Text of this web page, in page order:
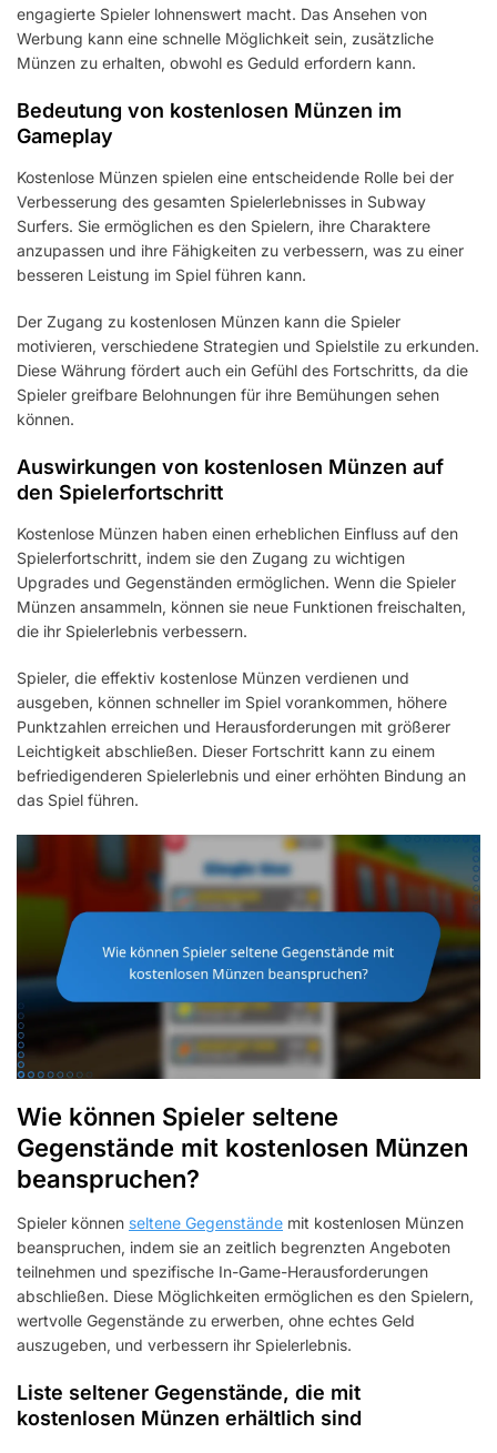
engagierte Spieler lohnenswert macht. Das Ansehen von
Werbung kann eine schnelle Möglichkeit sein, zusätzliche
Münzen zu erhalten, obwohl es Geduld erfordern kann.
Bedeutung von kostenlosen Münzen im
Gameplay
Kostenlose Münzen spielen eine entscheidende Rolle bei der
Verbesserung des gesamten Spielerlebnisses in Subway
Surfers. Sie ermöglichen es den Spielern, ihre Charaktere
anzupassen und ihre Fähigkeiten zu verbessern, was zu einer
besseren Leistung im Spiel führen kann.
Der Zugang zu kostenlosen Münzen kann die Spieler
motivieren, verschiedene Strategien und Spielstile zu erkunden.
Diese Währung fördert auch ein Gefühl des Fortschritts, da die
Spieler greifbare Belohnungen für ihre Bemühungen sehen
können.
Auswirkungen von kostenlosen Münzen auf
den Spielerfortschritt
Kostenlose Münzen haben einen erheblichen Einfluss auf den
Spielerfortschritt, indem sie den Zugang zu wichtigen
Upgrades und Gegenständen ermöglichen. Wenn die Spieler
Münzen ansammeln, können sie neue Funktionen freischalten,
die ihr Spielerlebnis verbessern.
Spieler, die effektiv kostenlose Münzen verdienen und
ausgeben, können schneller im Spiel vorankommen, höhere
Punktzahlen erreichen und Herausforderungen mit größerer
Leichtigkeit abschließen. Dieser Fortschritt kann zu einem
befriedigenderen Spielerlebnis und einer erhöhten Bindung an
das Spiel führen.
Wie können Spieler seltene
Gegenstände mit kostenlosen Münzen
beanspruchen?
Spieler können seltene Gegenstände mit kostenlosen Münzen
beanspruchen, indem sie an zeitlich begrenzten Angeboten
teilnehmen und spezifische In-Game-Herausforderungen
abschließen. Diese Möglichkeiten ermöglichen es den Spielern,
wertvolle Gegenstände zu erwerben, ohne echtes Geld
auszugeben, und verbessern ihr Spielerlebnis.
Liste seltener Gegenstände, die mit
kostenlosen Münzen erhältlich sind